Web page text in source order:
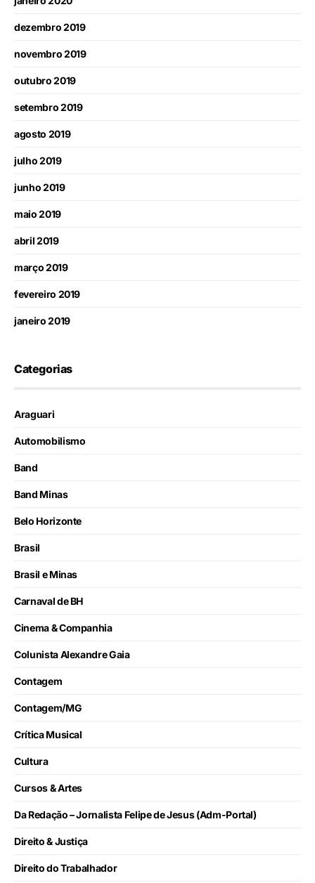
dezembro 2019
novembro 2019
outubro 2019
setembro 2019
agosto 2019
julho 2019
junho 2019
maio 2019
abril 2019
março 2019
fevereiro 2019
janeiro 2019
Categorias
Araguari
Automobilismo
Band
Band Minas
Belo Horizonte
Brasil
Brasil e Minas
Carnaval de BH
Cinema & Companhia
Colunista Alexandre Gaia
Contagem
Contagem/MG
Crítica Musical
Cultura
Cursos & Artes
Da Redação – Jornalista Felipe de Jesus (Adm-Portal)
Direito & Justiça
Direito do Trabalhador